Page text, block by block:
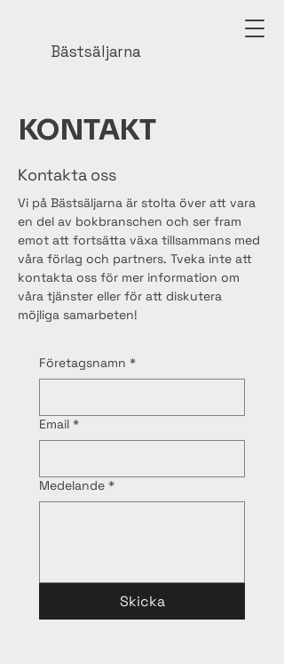
Bästsäljarna
KONTAKT
Kontakta oss
Vi på Bästsäljarna är stolta över att vara
en del av bokbranschen och ser fram
emot att fortsätta växa tillsammans med
våra förlag och partners. Tveka inte att
kontakta oss för mer information om
våra tjänster eller för att diskutera
möjliga samarbeten!
Företagsnamn *
Email *
Medelande *
Skicka